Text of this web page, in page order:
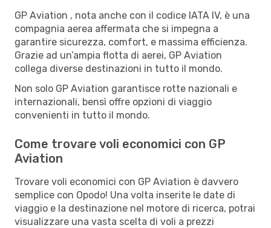
GP Aviation , nota anche con il codice IATA IV, è una
compagnia aerea affermata che si impegna a
garantire sicurezza, comfort, e massima efficienza.
Grazie ad un’ampia flotta di aerei, GP Aviation
collega diverse destinazioni in tutto il mondo.
Non solo GP Aviation garantisce rotte nazionali e
internazionali, bensì offre opzioni di viaggio
convenienti in tutto il mondo.
Come trovare voli economici con GP
Aviation
Trovare voli economici con GP Aviation è davvero
semplice con Opodo! Una volta inserite le date di
viaggio e la destinazione nel motore di ricerca, potrai
visualizzare una vasta scelta di voli a prezzi